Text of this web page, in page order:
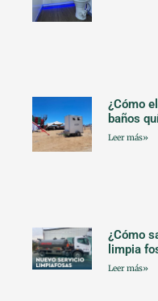
¿Cómo
baños
Leer más»
¿Cómo
limpia
Leer más»